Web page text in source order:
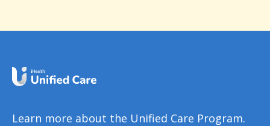
Learn more about the Unified Care Program.